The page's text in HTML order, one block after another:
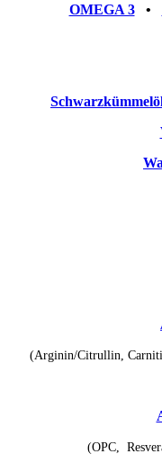
OMEGA 3•
(Arginin/Citrullin,
(OPC,